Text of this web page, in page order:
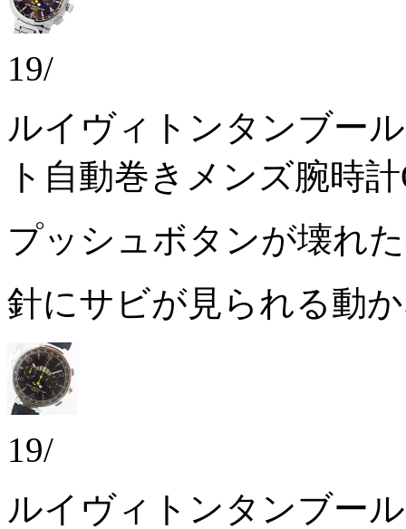
19/
ルイヴィトンタンブー
ト自動巻きメンズ腕時計
プッシュボタンが壊れ
針にサビが見られる動
19/
ルイヴィトンタンブー